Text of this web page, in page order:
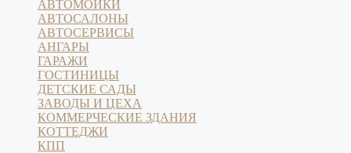
АВТОМОЙКИ
АВТОСАЛОНЫ
АВТОСЕРВИСЫ
АНГАРЫ
ГАРАЖИ
ГОСТИНИЦЫ
ДЕТСКИЕ САДЫ
ЗАВОДЫ И ЦЕХА
КОММЕРЧЕСКИЕ ЗДАНИЯ
КОТТЕДЖИ
КПП